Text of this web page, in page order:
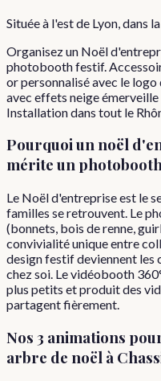
Située à l'est de Lyon, dans
Organisez un Noël
photobooth festif.
or personnalisé avec le
avec effets neige
Installation dans tout le
Pourquoiun noël
mérite un
Le Noël d'entreprise est le
familles se retrouvent. Le
(bonnets, bois de renne,
convivialité unique entre
design festif deviennent les
chez soi. Le vidéobooth
plus petits et produit des
partagent fièrement.
Nos 3 animations
arbre de noël à